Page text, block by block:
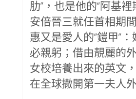
肋”，也是他的“阿基裡
安倍晉三就任首相期
惠又是愛人的“鎧甲”
必親躬；借由靚麗的
女校培養出來的英文
在全球撒開第一夫人